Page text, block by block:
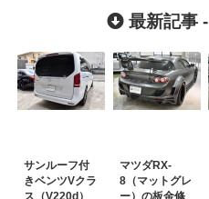
最新記事 -
サンルーフ付
きベンツVクラ
ス（V220d）
マツダRX-
8（マットグレ
ー）の板金修